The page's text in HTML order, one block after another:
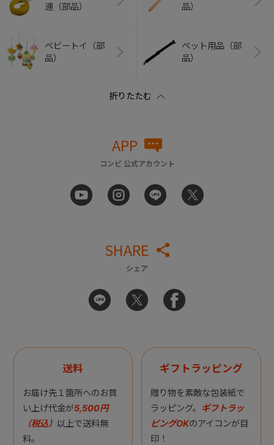
連（部品）
品）
ベビートイ（部
品）
ペット用品（部
品）
APP
コンビ 公式アカウント
SHARE
シェア
送料
お届け先１箇所へのお買
い上げ代金が5,500円
（税込） 以上で送料無
料。
ギフトラッピング
贈り物を素敵な包装紙で
ラッピング。 ギフトラッ
ピングOKのアイコンが目
印！